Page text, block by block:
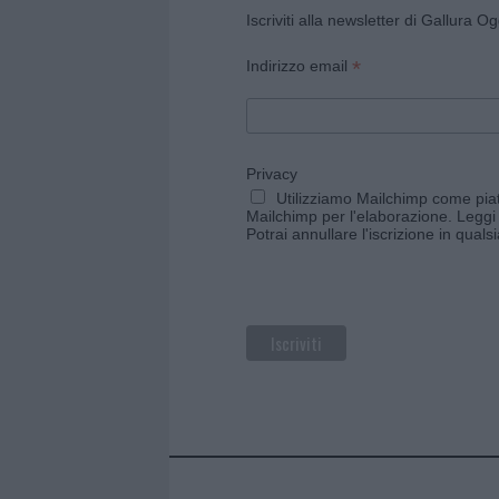
Iscriviti alla newsletter di Gallura
Indirizzo email *
Privacy
Utilizziamo Mailchimp come
Mailchimp per l'elaborazione.
Potrai annullare l'iscrizione in